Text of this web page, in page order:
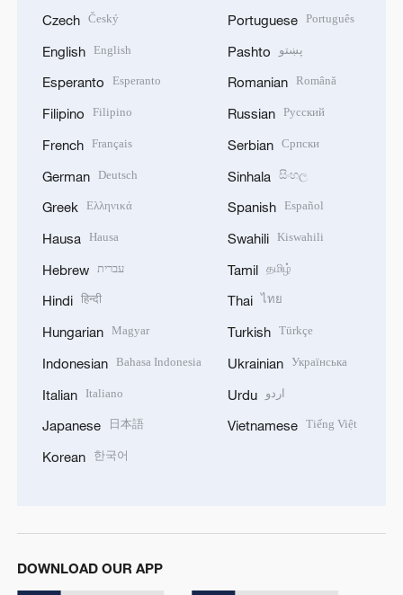
Czech Český
English English
Esperanto Esperanto
Filipino Filipino
French Français
German Deutsch
Greek Ελληνικά
Hausa Hausa
Hebrew עברית
Hindi हिन्दी
Hungarian Magyar
Indonesian Bahasa Indonesia
Italian Italiano
Japanese 日本語
Korean 한국어
Portuguese Português
Pashto پښتو
Romanian Română
Russian Русский
Serbian Српски
Sinhala සිංහල
Spanish Español
Swahili Kiswahili
Tamil தமிழ்
Thai ไทย
Turkish Türkçe
Ukrainian Українська
Urdu اردو
Vietnamese Tiếng Việt
DOWNLOAD OUR APP